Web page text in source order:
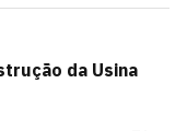
da Usina